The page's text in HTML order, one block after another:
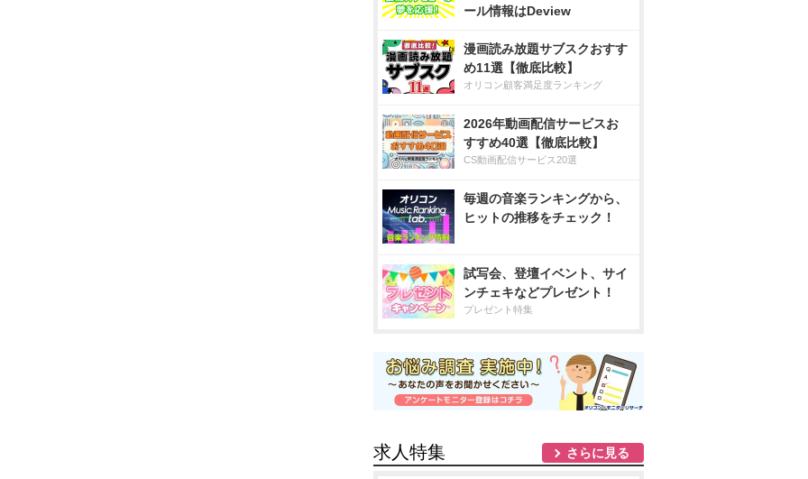
ール情報はDeview
漫画読み放題サブスクおすす
め11選【徹底比較】
オリコン顧客満足度ランキング
2026年動画配信サービスお
すすめ40選【徹底比較】
CS動画配信サービス20選
毎週の音楽ランキングから、
ヒットの推移をチェック！
試写会、登壇イベント、サイ
ンチェキなどプレゼント！
プレゼント特集
求人特集 さらに見る